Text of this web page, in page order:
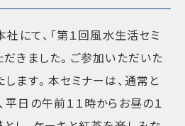
社にて、「第１回風水生活セミ
きました。ご参加いただいた
ます。本セミナーは、通常と
日の午前１１時からお昼の１